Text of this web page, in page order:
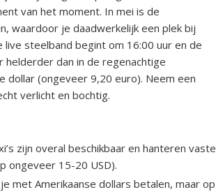
van het moment. In mei is de
waardoor je daadwerkelijk een plek bij
steelband begint om 16:00 uur en de
helderder dan in de regenachtige
dollar (ongeveer 9,20 euro). Neem een
verlicht en bochtig.
zijn overal beschikbaar en hanteren vaste
ongeveer 15-20 USD).
met Amerikaanse dollars betalen, maar op